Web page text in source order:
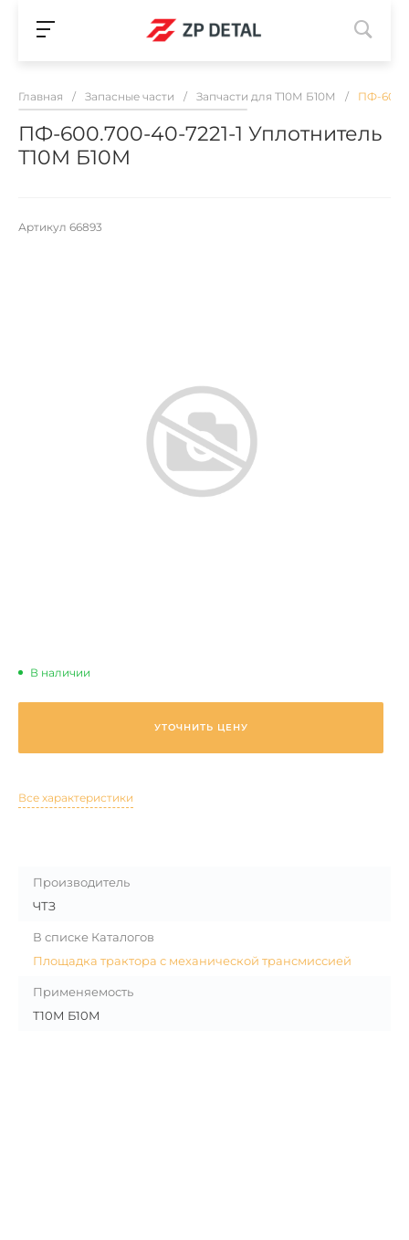
Главная / Запасные части / Запчасти для Т10М Б10М / ПФ-
ПФ-600.700-40-7221-1 Уплотнитель
Т10М Б10М
Артикул 66893
В наличии
УТОЧНИТЬ ЦЕНУ
Все характеристики
Производитель
ЧТЗ
В списке Каталогов
Площадка трактора с механической трансмиссией
Применяемость
Т10М Б10М